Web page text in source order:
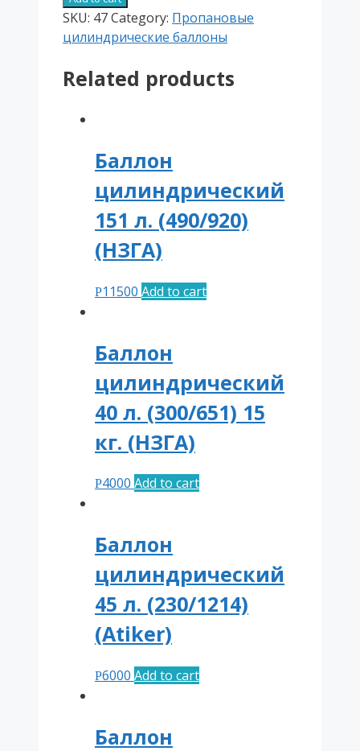
60
л.
(Лермонтово)
SKU: 47Category: Пропановые
цилиндрические баллоны
Related products
Баллон
цилиндрический
151 л. (490/920)
(НЗГА)
Р11500 Add to cart
Баллон
цилиндрический
40 л. (300/651) 15
кг. (НЗГА)
Р4000 Add to cart
Баллон
цилиндрический
45 л. (230/1214)
(Atiker)
Р6000 Add to cart
Баллон